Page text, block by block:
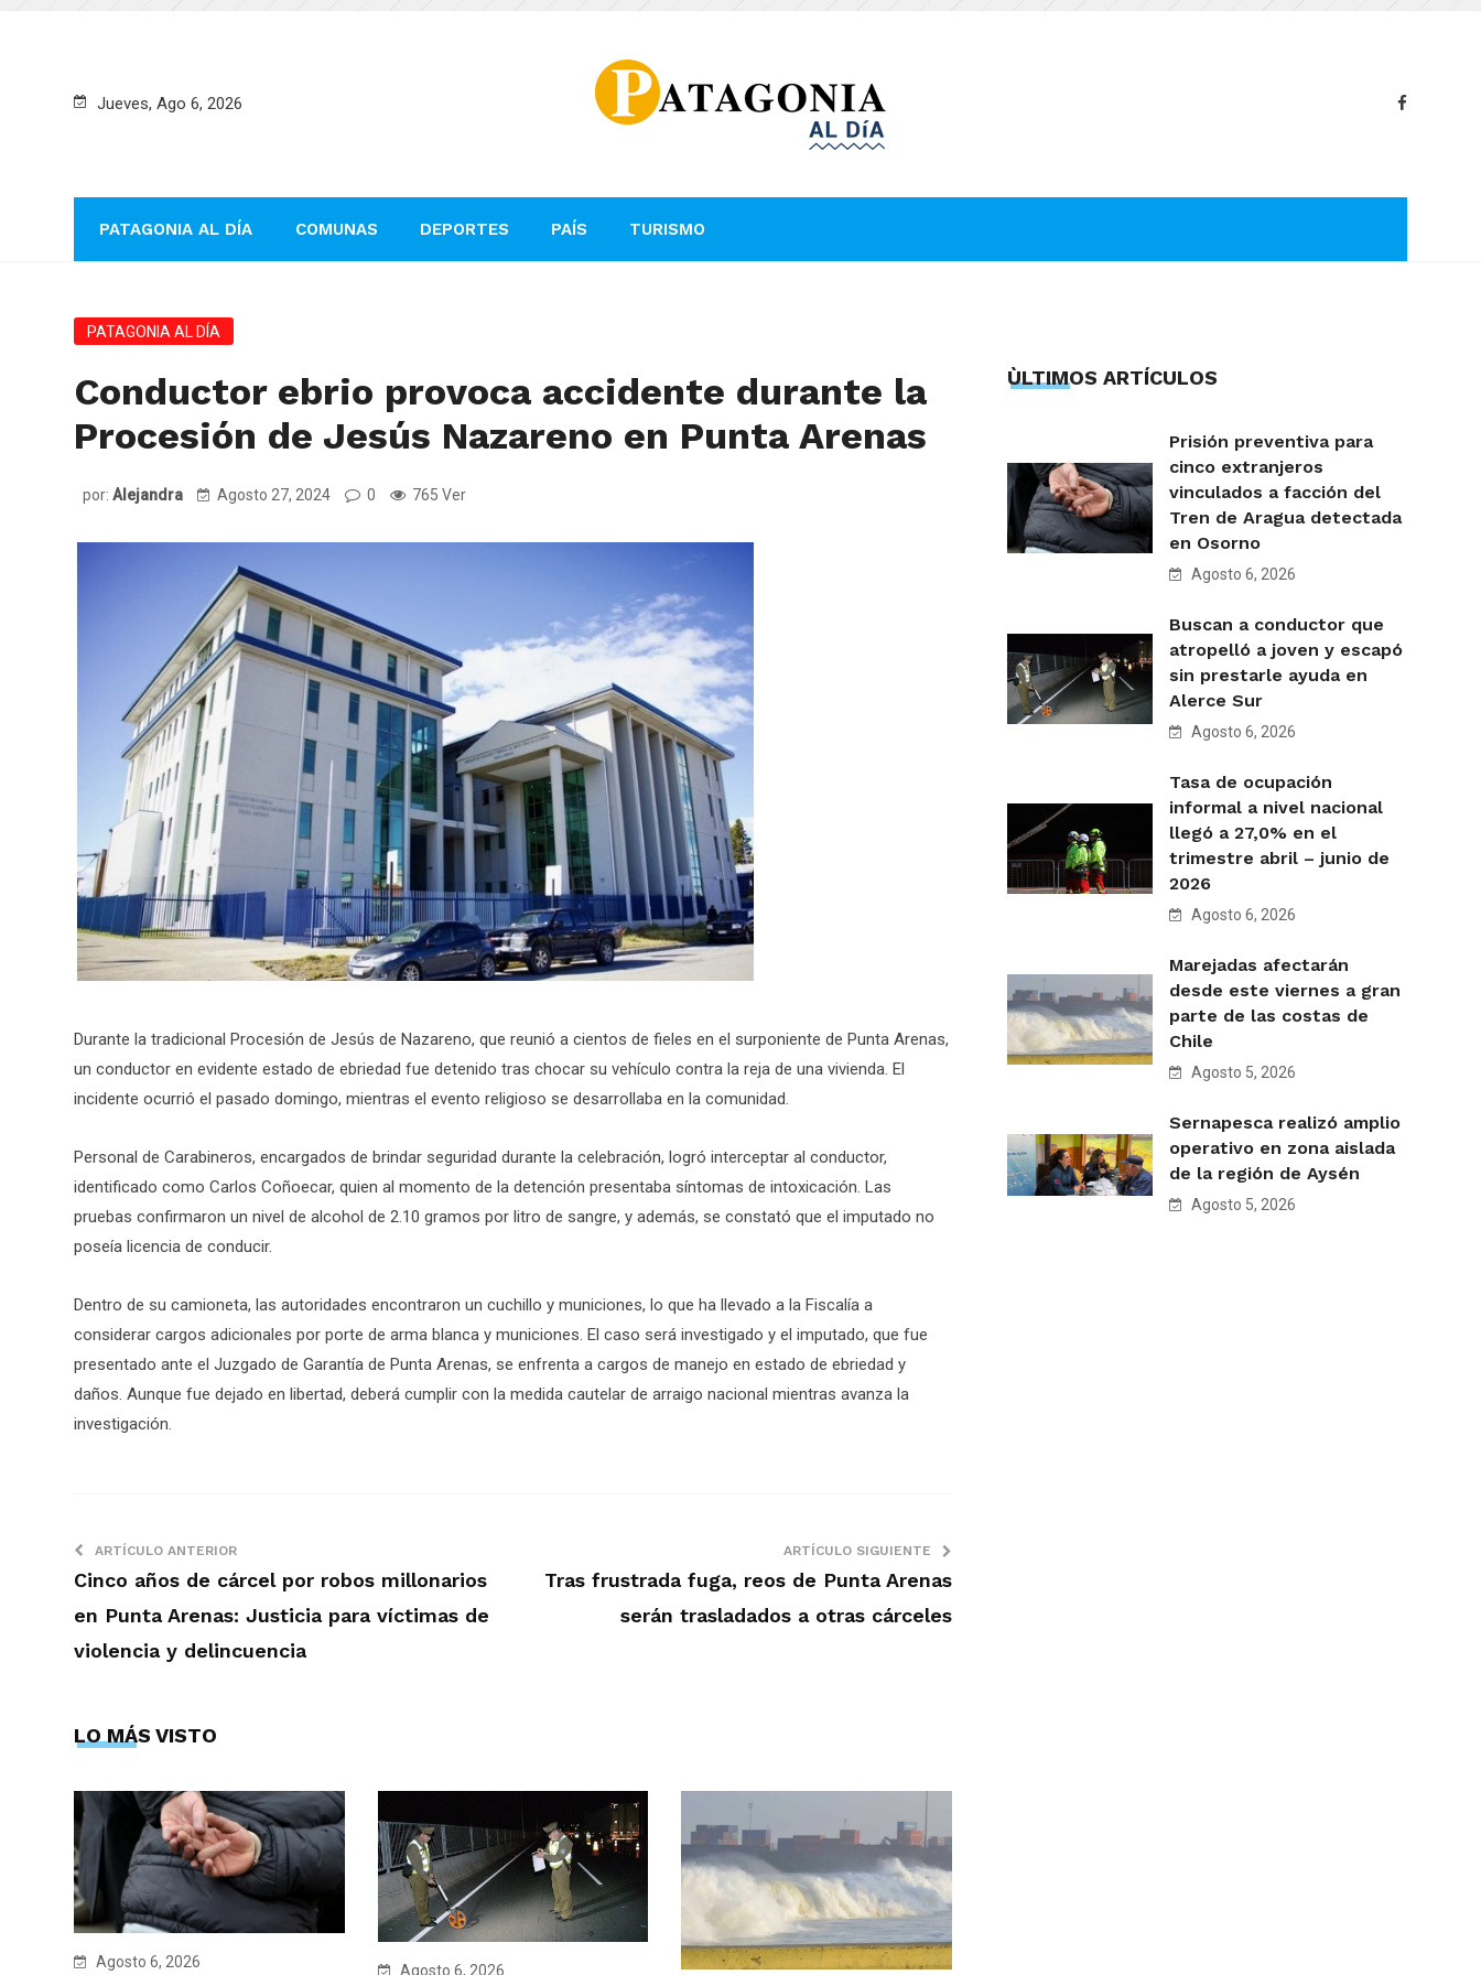
Jueves, Ago 6, 2026
PATAGONIA AL DÍA COMUNAS DEPORTES PAÍS TURISMO
PATAGONIA AL DÍA
Conductor ebrio provoca accidente durante la
Procesión de Jesús Nazareno en Punta Arenas
por: Alejandra Agosto 27, 2024 0 765 Ver
Durante la tradicional Procesión de Jesús de Nazareno, que reunió a cientos de fieles en el surponiente de Punta Arenas,
un conductor en evidente estado de ebriedad fue detenido tras chocar su vehículo contra la reja de una vivienda. El
incidente ocurrió el pasado domingo, mientras el evento religioso se desarrollaba en la comunidad.
Personal de Carabineros, encargados de brindar seguridad durante la celebración, logró interceptar al conductor,
identificado como Carlos Coñoecar, quien al momento de la detención presentaba síntomas de intoxicación. Las
pruebas confirmaron un nivel de alcohol de 2.10 gramos por litro de sangre, y además, se constató que el imputado no
poseía licencia de conducir.
Dentro de su camioneta, las autoridades encontraron un cuchillo y municiones, lo que ha llevado a la Fiscalía a
considerar cargos adicionales por porte de arma blanca y municiones. El caso será investigado y el imputado, que fue
presentado ante el Juzgado de Garantía de Punta Arenas, se enfrenta a cargos de manejo en estado de ebriedad y
daños. Aunque fue dejado en libertad, deberá cumplir con la medida cautelar de arraigo nacional mientras avanza la
investigación.
ARTÍCULO ANTERIOR
Cinco años de cárcel por robos millonarios
en Punta Arenas: Justicia para víctimas de
violencia y delincuencia
ARTÍCULO SIGUIENTE
Tras frustrada fuga, reos de Punta Arenas
serán trasladados a otras cárceles
LO MÁS VISTO
Agosto 6, 2026 Agosto 6, 2026
ÙLTIMOS ARTÍCULOS
Prisión preventiva para
cinco extranjeros
vinculados a facción del
Tren de Aragua detectada
en Osorno
Agosto 6, 2026
Buscan a conductor que
atropelló a joven y escapó
sin prestarle ayuda en
Alerce Sur
Agosto 6, 2026
Tasa de ocupación
informal a nivel nacional
llegó a 27,0% en el
trimestre abril – junio de
2026
Agosto 6, 2026
Marejadas afectarán
desde este viernes a gran
parte de las costas de
Chile
Agosto 5, 2026
Sernapesca realizó amplio
operativo en zona aislada
de la región de Aysén
Agosto 5, 2026